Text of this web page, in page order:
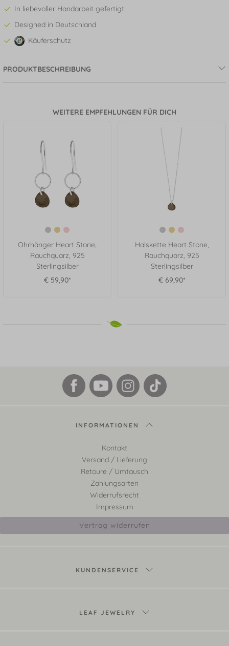
In liebevoller Handarbeit gefertigt
Designed in Deutschland
Käuferschutz
PRODUKTBESCHREIBUNG
WEITERE EMPFEHLUNGEN FÜR DICH
Ohrhänger Heart Stone,
Rauchquarz, 925
Sterlingsilber
€ 59,90*
Halskette Heart Stone,
Rauchquarz, 925
Sterlingsilber
€ 69,90*
INFORMATIONEN
Kontakt
Versand / Lieferung
Retoure / Umtausch
Zahlungsarten
Widerrufsrecht
Impressum
Vertrag widerrufen
KUNDENSERVICE
LEAF JEWELRY